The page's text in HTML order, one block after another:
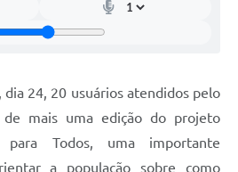
24, 20 usuários atendidos pelo
de mais uma edição do projeto
para Todos, uma importante
a população sobre como